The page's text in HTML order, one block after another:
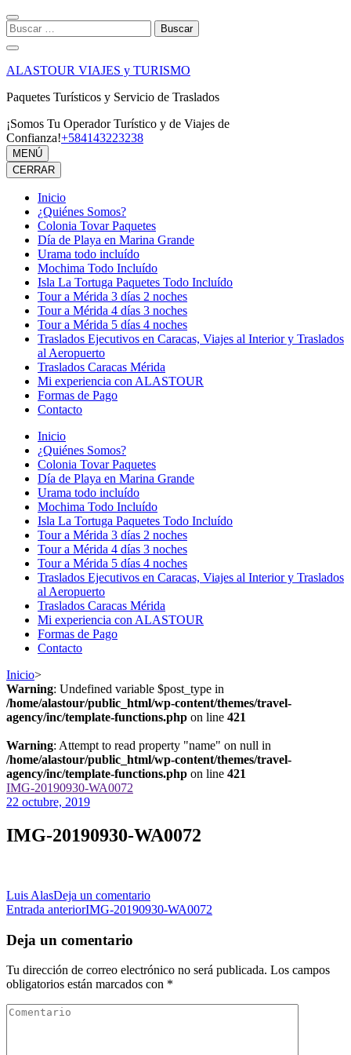
Saltar
al
contenido
(presiona
la
Intro)
Buscar:
ALASTOUR VIAJES y TURISMO
Paquetes Turísticos y Servicio de Traslados
¡Somos Tu Operador Turístico y de Viajes de
Confianza!+584143223238
MENÚ
CERRAR
Inicio
¿Quiénes Somos?
Colonia Tovar Paquetes
Día de Playa en Marina Grande
Urama todo incluído
Mochima Todo Incluído
Isla La Tortuga Paquetes Todo Incluído
Tour a Mérida 3 días 2 noches
Tour a Mérida 4 días 3 noches
Tour a Mérida 5 días 4 noches
Traslados Ejecutivos en Caracas, Viajes al Interior y Traslados
al Aeropuerto
Traslados Caracas Mérida
Mi experiencia con ALASTOUR
Formas de Pago
Contacto
Inicio
¿Quiénes Somos?
Colonia Tovar Paquetes
Día de Playa en Marina Grande
Urama todo incluído
Mochima Todo Incluído
Isla La Tortuga Paquetes Todo Incluído
Tour a Mérida 3 días 2 noches
Tour a Mérida 4 días 3 noches
Tour a Mérida 5 días 4 noches
Traslados Ejecutivos en Caracas, Viajes al Interior y Traslados
al Aeropuerto
Traslados Caracas Mérida
Mi experiencia con ALASTOUR
Formas de Pago
Contacto
Inicio>
Warning: Undefined variable $post_type in
/home/alastour/public_html/wp-content/themes/travel-
agency/inc/template-functions.php on line 421
Warning: Attempt to read property "name" on null in
/home/alastour/public_html/wp-content/themes/travel-
agency/inc/template-functions.php on line 421
IMG-20190930-WA0072
22 octubre, 2019
IMG-20190930-WA0072
Luis AlasDeja un comentarioen
IMG-
Navegación
de
las
entradas
Entrada anteriorIMG-20190930-WA0072
Deja un comentario
Tu dirección de correo electrónico no será publicada. Los campos
obligatorios están marcados con *
Comentario